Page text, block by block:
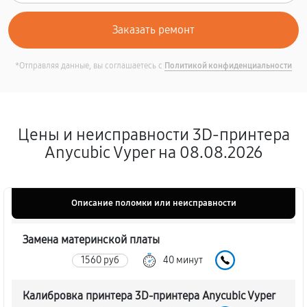
*Отправляя данные, вы соглашаетесь с Политикой конфиденциальности
Цены и неисправности 3D-принтера
Anycubic Vyper на 08.08.2026
Описание поломки или неисправности
Замена материнской платы
1560 руб 40 минут
Калибровка принтера 3D-принтера Anycubic Vyper